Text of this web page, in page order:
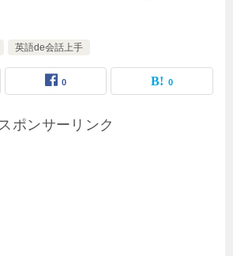
英語de会話上手
0 0
ポンサーリンク